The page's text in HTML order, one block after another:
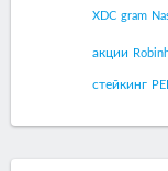
XDC gram
акции
стейкинг